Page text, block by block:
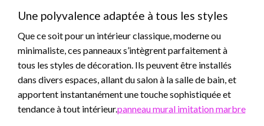
Une polyvalence adaptée à tous les styles
Que ce soit pour un intérieur classique, moderne ou
minimaliste, ces panneaux s’intègrent parfaitement à
tous les styles de décoration. Ils peuvent être installés
dans divers espaces, allant du salon à la salle de bain, et
apportent instantanément une touche sophistiquée et
tendance à tout intérieur.panneau mural imitation marbre